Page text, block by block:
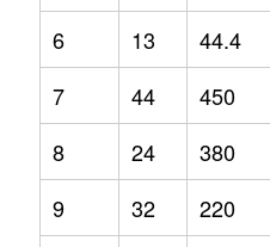
6
13 44.4
7
44 450
8
24 380
9
32 220